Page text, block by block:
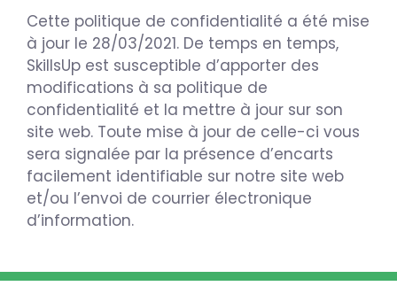
Cette politique de confidentialité a été mise
à jour le 28/03/2021. De temps en temps,
SkillsUp est susceptible d’apporter des
modifications à sa politique de
confidentialité et la mettre à jour sur son
site web. Toute mise à jour de celle-ci vous
sera signalée par la présence d’encarts
facilement identifiable sur notre site web
et/ou l’envoi de courrier électronique
d’information.